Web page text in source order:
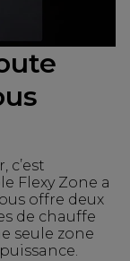
c’est
Flexy Zone a
offre deux
de chauffe
seule zone